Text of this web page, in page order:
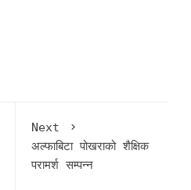
Next
अल्फाबिटा पोखराको शैक्षिक
परामर्श सम्पन्न